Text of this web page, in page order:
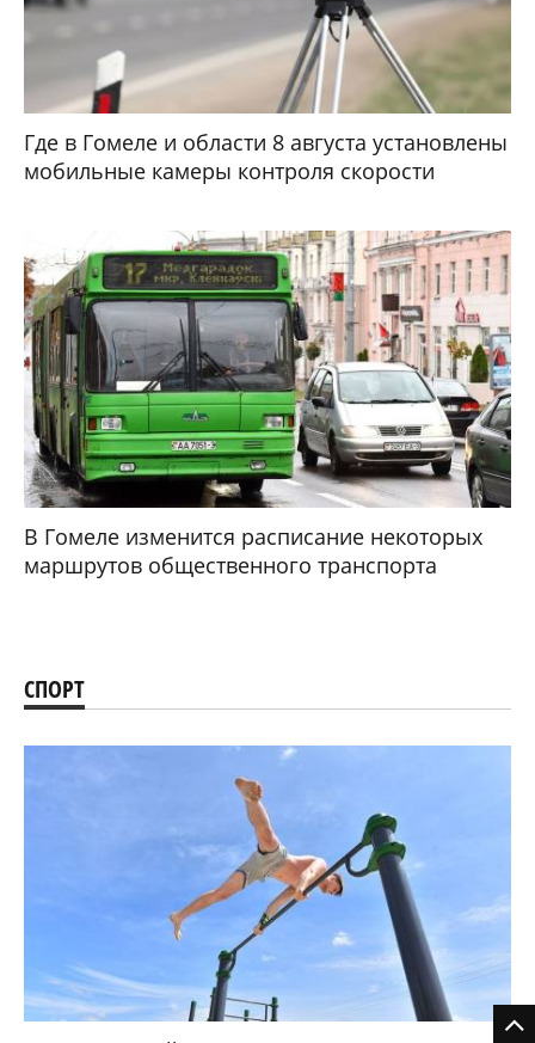
Где в Гомеле и области 8 августа установлены
мобильные камеры контроля скорости
В Гомеле изменится расписание некоторых
маршрутов общественного транспорта
СПОРТ